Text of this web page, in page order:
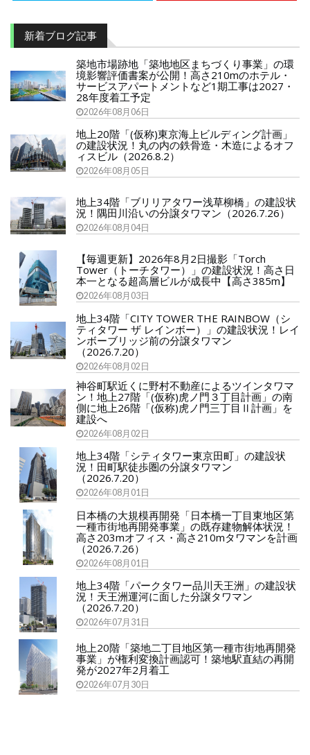
新着ブログ記事
築地市場跡地「築地地区まちづくり事業」の環
境影響評価書案が公開！高さ210mのホテル・
サービスアパートメントなど1期工事は2027・
28年度着工予定
2026年08月06日
地上20階「(仮称)東京海上ビルディング計画」
の建設状況！丸の内の鉄骨造・木造によるオフ
ィスビル（2026.8.2）
2026年08月05日
地上34階「ブリリアタワー浅草柳橋」の建設状
況！隅田川沿いの分譲タワマン（2026.7.26）
2026年08月04日
【毎週更新】2026年8月2日撮影「Torch
Tower（トーチタワー）」の建設状況！高さ日
本一となる超高層ビルが成長中【高さ385m】
2026年08月03日
地上34階「CITY TOWER THE RAINBOW（シ
ティタワー ザ レインボー）」の建設状況！レイ
ンボーブリッジ前の分譲タワマン
（2026.7.20）
2026年08月02日
神谷町駅近くに野村不動産によるツインタワマ
ン！地上27階「(仮称)虎ノ門３丁目計画」の南
側に地上26階「(仮称)虎ノ門三丁目Ⅱ計画」を
建設へ
2026年08月02日
地上34階「シティタワー東京田町」の建設状
況！田町駅徒歩圏の分譲タワマン
（2026.7.20）
2026年08月01日
日本橋の大規模再開発「日本橋一丁目東地区第
一種市街地再開発事業」の既存建物解体状況！
高さ203mオフィス・高さ210mタワマンを計画
（2026.7.26）
2026年08月01日
地上34階「パークタワー品川天王洲」の建設状
況！天王洲運河に面した分譲タワマン
（2026.7.20）
2026年07月31日
地上20階「築地二丁目地区第一種市街地再開発
事業」が権利変換計画認可！築地駅直結の再開
発が2027年2月着工
2026年07月30日